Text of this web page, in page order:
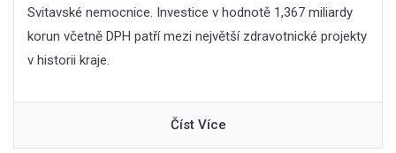
Svitavské nemocnice. Investice v hodnotě 1,367 miliardy
korun včetně DPH patří mezi největší zdravotnické projekty
v historii kraje.
Číst Více